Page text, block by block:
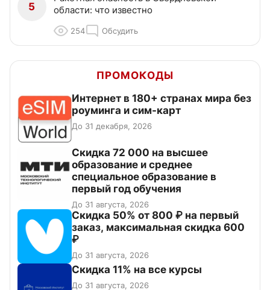
5
области: что известно
254 Обсудить
ПРОМОКОДЫ
Интернет в 180+ странах мира без
роуминга и сим-карт
До 31 декабря, 2026
Скидка 72 000 на высшее
образование и среднее
специальное образование в
первый год обучения
До 31 августа, 2026
Скидка 50% от 800 ₽ на первый
заказ, максимальная скидка 600
₽
До 31 августа, 2026
Скидка 11% на все курсы
До 31 августа, 2026